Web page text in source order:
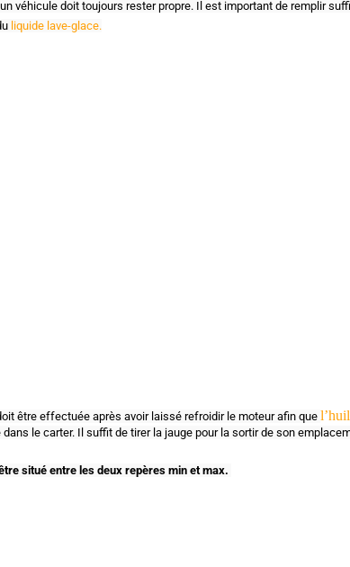
véhicule doit toujours rester propre. Il est important de remplir
liquide lave-glace.
être effectuée après avoir laissé refroidir le moteur afin que
le carter. Il suffit de tirer la jauge pour la sortir de son
situé entre les deux repères min et max.